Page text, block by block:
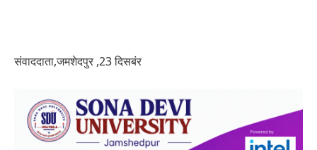
संवाददाता,जमशेदपुर ,23 दिसबंर